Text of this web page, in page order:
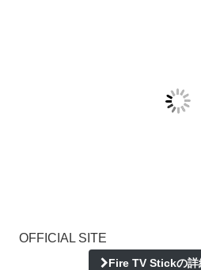
OFFICIAL SITE
Fire TV Stickの詳